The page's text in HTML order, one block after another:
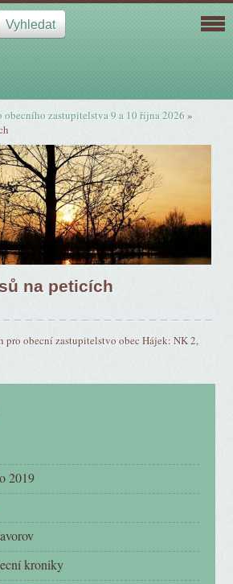
obecního zastupitelstva 9 a 10 října 2026 »
na peticích
pro obecní zastupitelstvo obec Hájek: NK 2,
2019
kroniky